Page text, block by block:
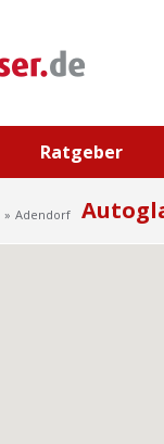
Ratgeber
Adendorf